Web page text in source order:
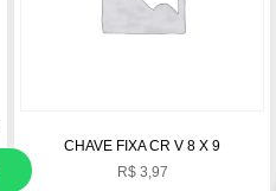
CHAVE FIXA CR V 8 X 9
R$3,97